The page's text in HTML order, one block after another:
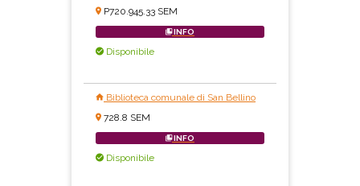
P720.945.33 SEM
INFO
Disponibile
Biblioteca comunale di San Bellino
728.8 SEM
INFO
Disponibile